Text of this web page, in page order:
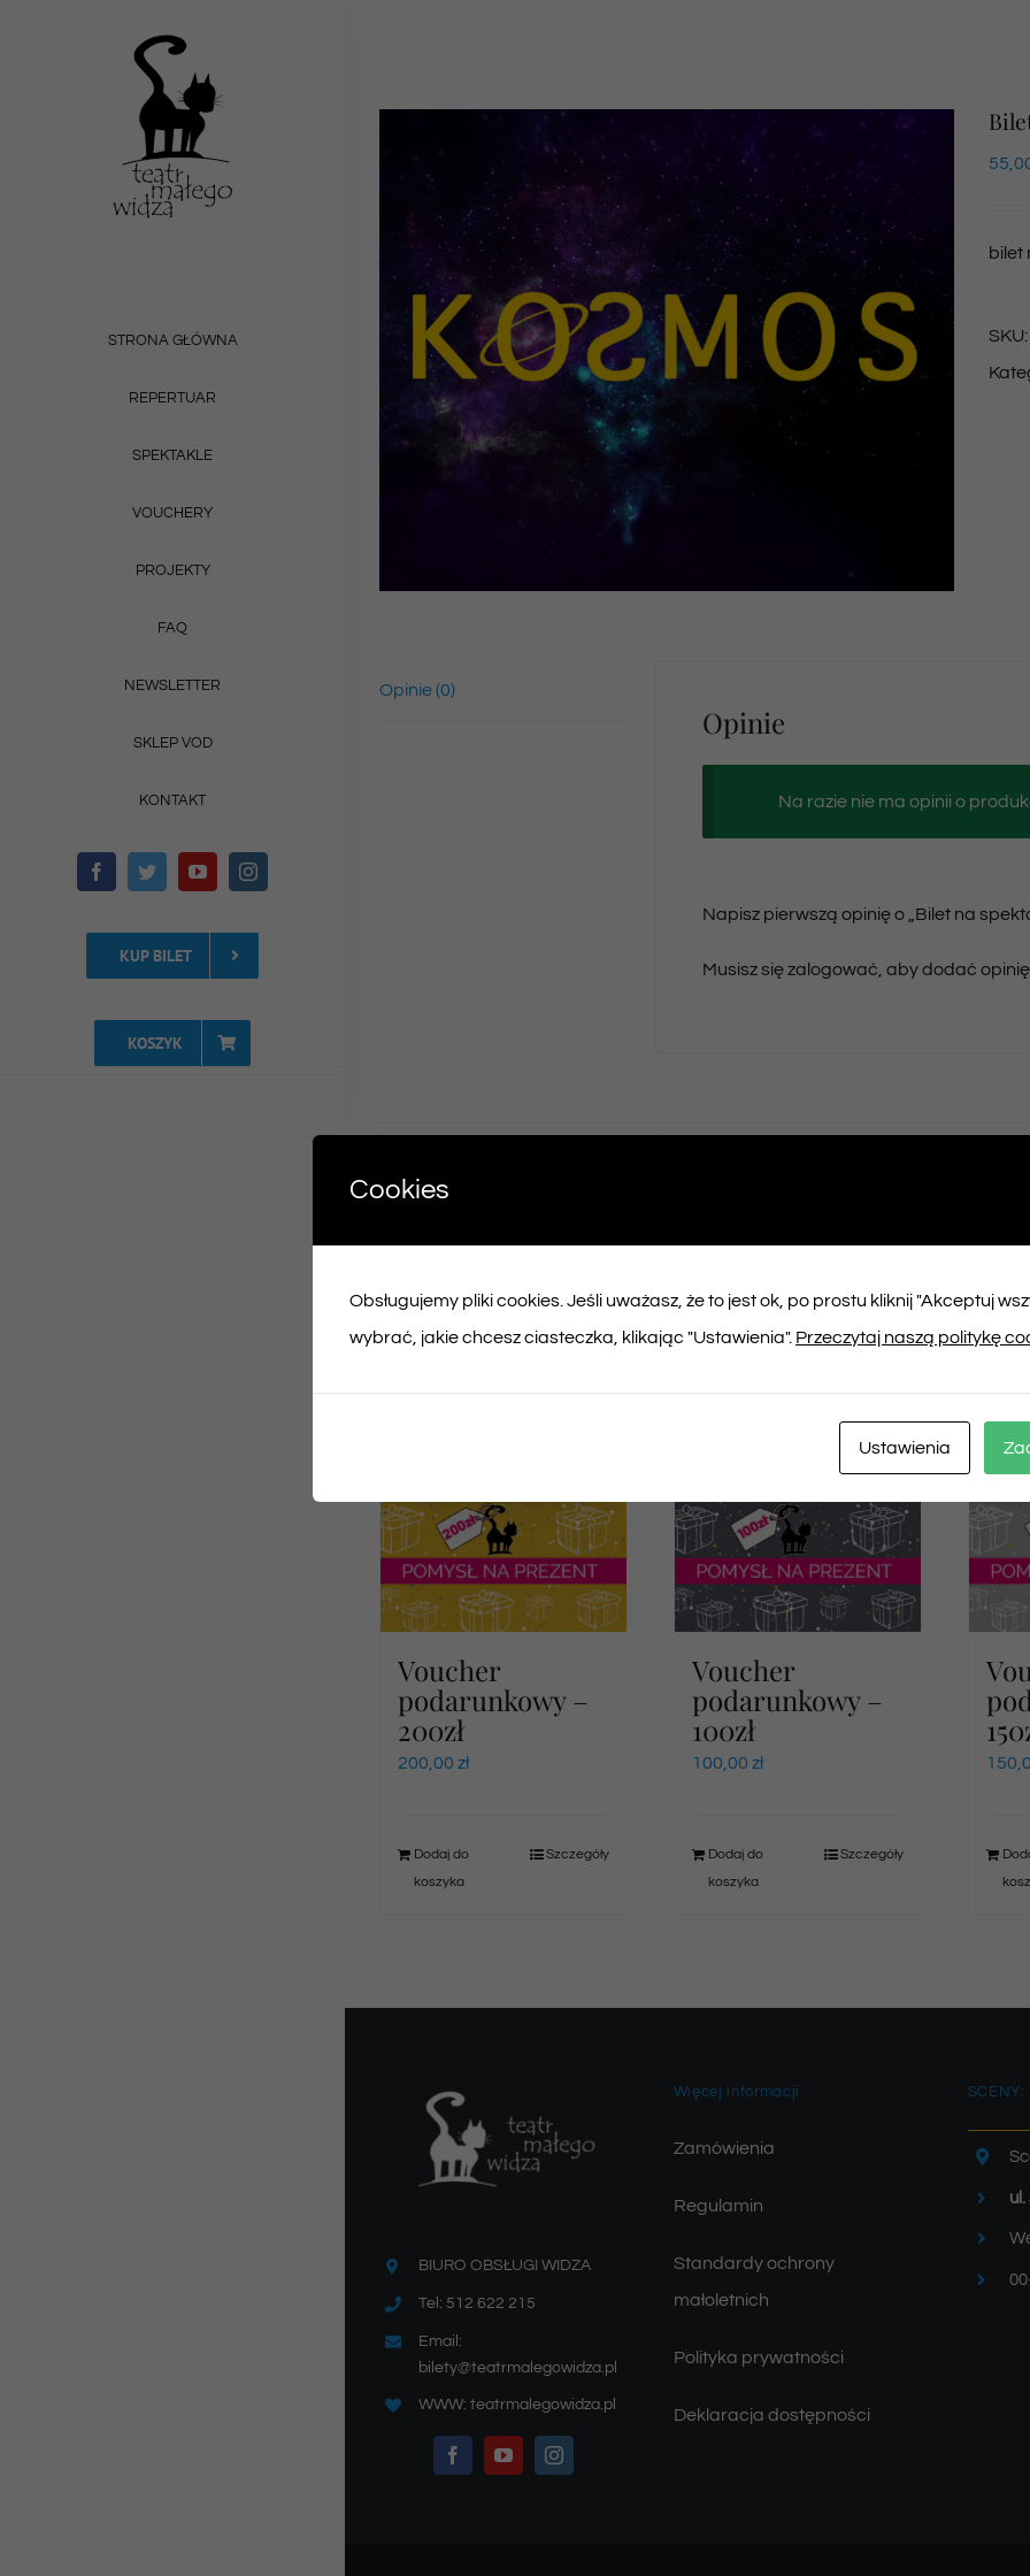
STRONA GŁÓWNA
REPERTUAR
SPEKTAKLE
VOUCHERY
PROJEKTY
FAQ
NEWSLETTER
SKLEP VOD
KONTAKT
KUP BILET
KOSZYK
bilet
SKU:
Opinie (0)
Opinie
Na razie nie ma opinii o
Napisz pierwszą opinię o „Bilet na
Musisz sięzalogować , aby dodać opinię.
Podobne produkty
Voucher
podarunkowy –
200zł
200,00 zł
Dodaj do
koszyka
Szczegóły
Voucher
podarunkowy –
100zł
100,00 zł
Dodaj do
koszyka
Szczegóły
BIURO OBSŁUGI WIDZA
Tel: 512 622 215
Email:
bilety@teatrmalegowidza.pl
WWW: teatrmalegowidza.pl
Więcej informacji
Zamówienia
Regulamin
Standardy ochrony
małoletnich
Polityka prywatności
Deklaracja dostępności
SCENY:
Cookies
Obsługujemy pliki cookies. Jeśli uważasz, że to jest ok, po prostu kliknij "Akceptuj
wybrać, jakie chcesz ciasteczka, klikając "Ustawienia". Przeczytaj naszą politykę
Ustawienia